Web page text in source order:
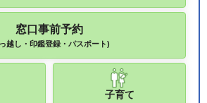
窓口事前予約
越し・印鑑登録・パスポート)
子育て